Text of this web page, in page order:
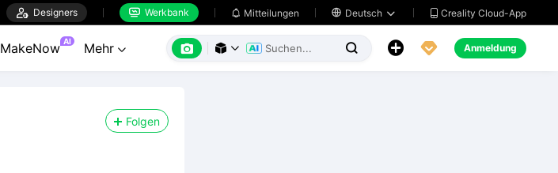
 Designers  Werkbank  Mitteilungen  Deutsch   Creality Cloud-App
MakeNow AI Mehr        Anmeldung
Folgen